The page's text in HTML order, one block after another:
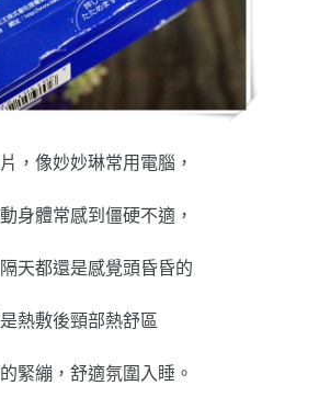
，像妙妙琳常用電腦，
身體常感到僵硬不適，
天都還是感覺頭昏昏的
熱敷後頸部熱舒區
緊繃，舒適氛圍入睡。